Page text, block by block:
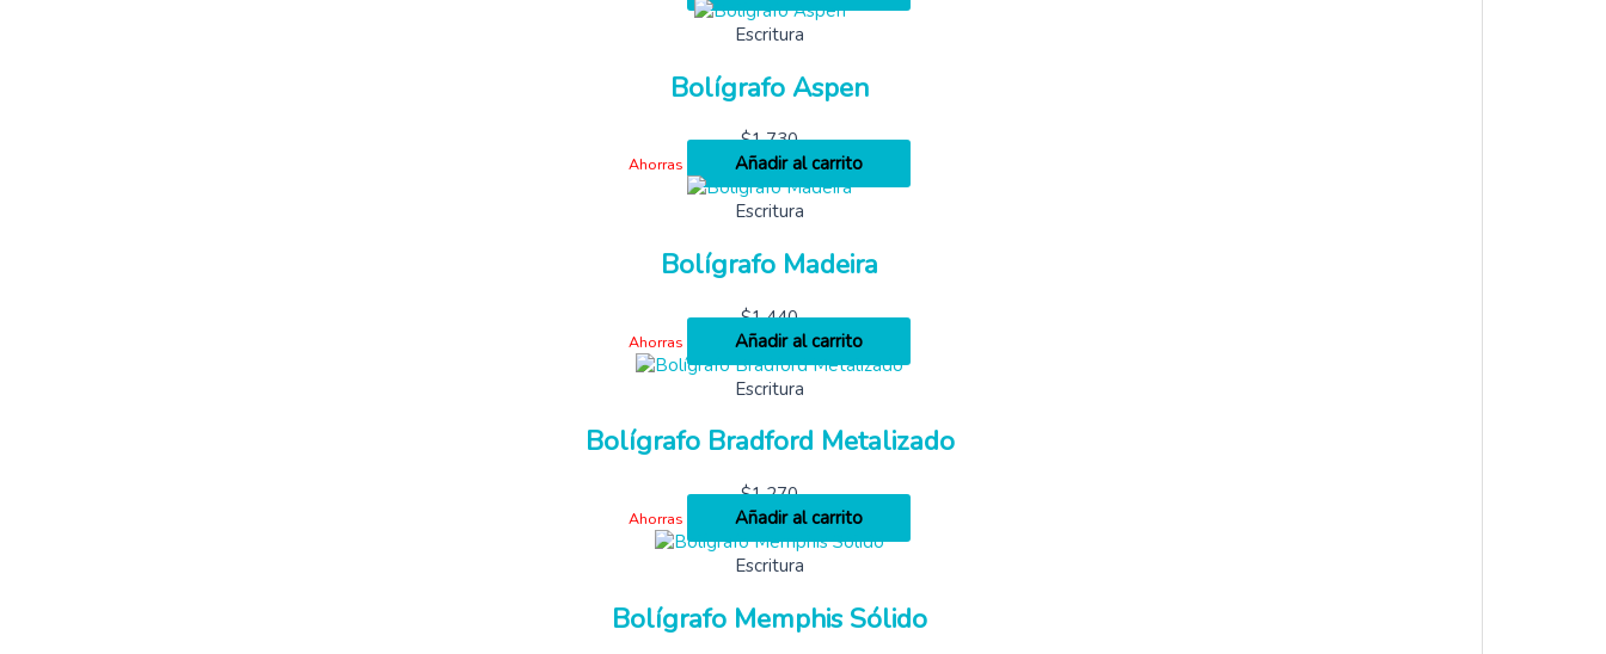
Escritura
Bolígrafo Aspen
$1,730
Ahorras
Añadir al carrito
Escritura
Bolígrafo Madeira
$1,440
Ahorras
Añadir al carrito
Escritura
Bolígrafo Bradford Metalizado
$1,270
Ahorras
Añadir al carrito
Escritura
Bolígrafo Memphis Sólido